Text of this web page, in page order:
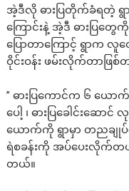
အဲ့ဒီလို ဓားပြတိုက်ခံရတဲ့ ရွ
ကြောင်းနဲ့ အဲ့ဒီ ဓားပြတွေ
ပြောတာကြောင့် ရွာက လူ
ဝိုင်းဝန်း ဖမ်းလိုက်တာဖ
” ဓားပြကောင်က ၆ ယေ
ပေါ့ ၊ ဓားပြခေါင်းဆ
ယောက်ကို ရွာမှာ တညချုပ်
ရဲစခန်းကို အပ်ပေးလိုက်တ
တယ်။